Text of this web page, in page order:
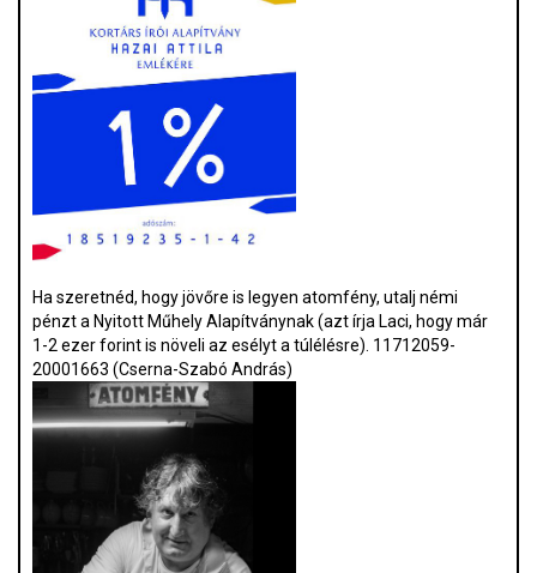
Ha szeretnéd, hogy jövőre is legyen atomfény, utalj némi
pénzt a Nyitott Műhely Alapítványnak (azt írja Laci, hogy már
1-2 ezer forint is növeli az esélyt a túlélésre). 11712059-
20001663 (Cserna-Szabó András)